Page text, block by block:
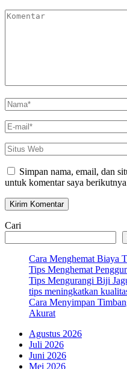
Komentar
Nama*
E-
mail*
Situs
Web
Simpan nama, email, dan
untuk komentar saya
Cari
Cara Menghemat Biaya
Tips Menghemat
Tips Mengurangi Biji
tips meningkatkan
Cara Menyimpan
Akurat
Agustus 2026
Juli 2026
Juni 2026
Mei 2026